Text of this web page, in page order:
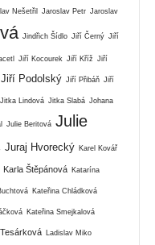
Nešetřil Jaroslav Petr Jaroslav
Jindřich Šídlo Jiří Černý Jiří
Jiří Kocourek Jiří Kříž Jiří
Jiří Podolský Jiří Přibáň Jiří
Jitka Lindová Jitka Slabá Johana
Julie Beritová Julie
Juraj Hvorecký Karel Kovář
Karla Štěpánová Katarína
Kateřina Chládková
Kateřina Smejkalová
Ladislav Miko